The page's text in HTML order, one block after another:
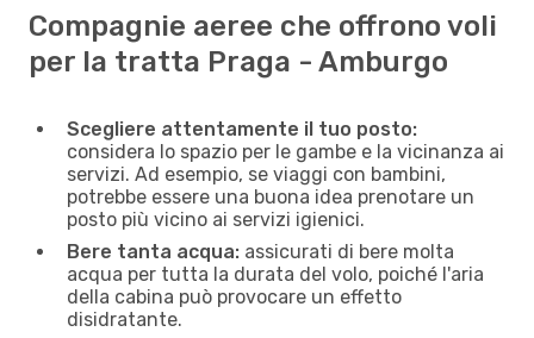
Compagnie aeree che offrono voli
per la tratta Praga - Amburgo
Scegliere attentamente il tuo posto:
considera lo spazio per le gambe e la vicinanza ai
servizi. Ad esempio, se viaggi con bambini,
potrebbe essere una buona idea prenotare un
posto più vicino ai servizi igienici.
Bere tanta acqua: assicurati di bere molta
acqua per tutta la durata del volo, poiché l'aria
della cabina può provocare un effetto
disidratante.